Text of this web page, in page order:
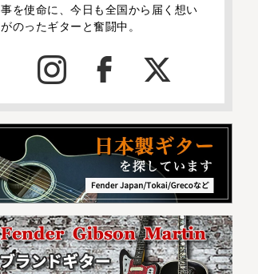
事を使命に、今日も全国から届く想い
がのったギターと奮闘中。